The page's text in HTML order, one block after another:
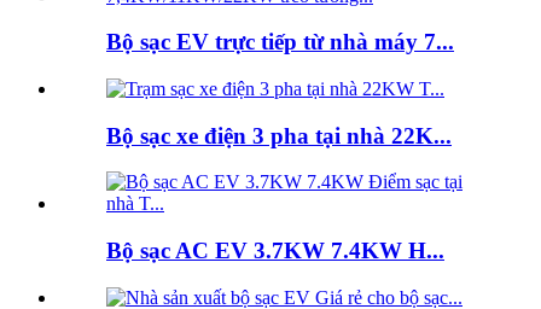
Bộ sạc EV trực tiếp từ nhà máy 7...
Bộ sạc xe điện 3 pha tại nhà 22K...
Bộ sạc AC EV 3.7KW 7.4KW H...